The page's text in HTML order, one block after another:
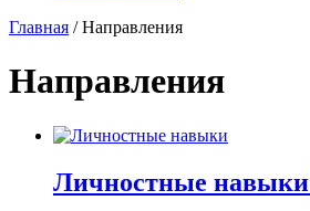
Главная /Направления
Направления
Личностные навыки